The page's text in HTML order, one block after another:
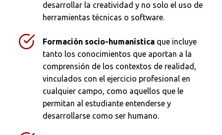
desarrollar la creatividad y no solo el uso de
herramientas técnicas o software.
Formación socio-humanística que incluye
tanto los conocimientos que aportan a la
comprensión de los contextos de realidad,
vinculados con el ejercicio profesional en
cualquier campo, como aquellos que le
permitan al estudiante entenderse y
desarrollarse como ser humano.
¿Qué buscas?
Buscar en: *
Ordenar por: *